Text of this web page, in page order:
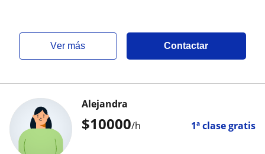
ver más Contactar
$10000/h 1ª clase gratis
Alejandra